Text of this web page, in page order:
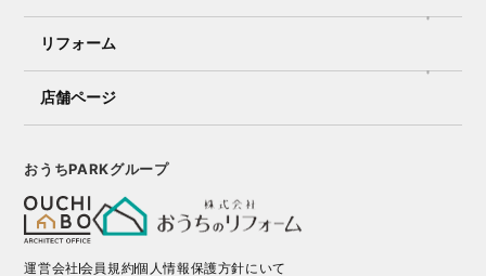
リフォーム
店舗ページ
おうちPARKグループ
運営会社会員規約個人情報保護方針にいて